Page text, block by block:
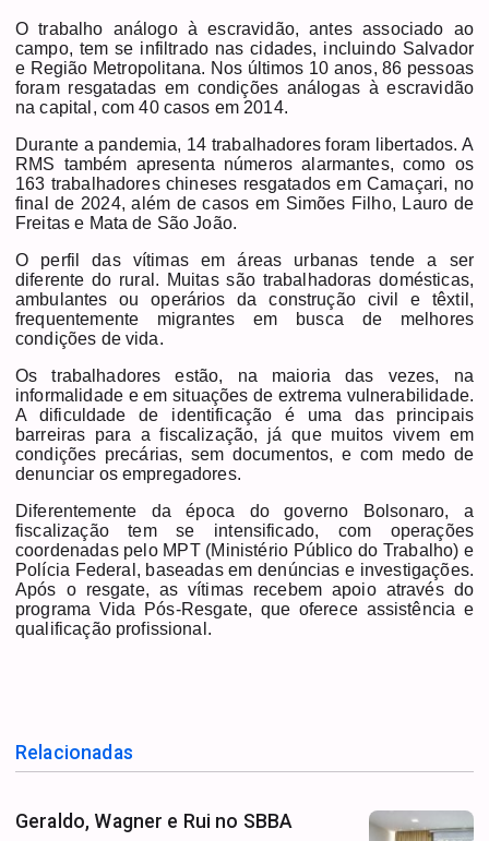
O trabalho análogo à escravidão, antes associado ao
campo, tem se infiltrado nas cidades, incluindo Salvador
e Região Metropolitana. Nos últimos 10 anos, 86 pessoas
foram resgatadas em condições análogas à escravidão
na capital, com 40 casos em 2014.
Durante a pandemia, 14 trabalhadores foram libertados. A
RMS também apresenta números alarmantes, como os
163 trabalhadores chineses resgatados em Camaçari, no
final de 2024, além de casos em Simões Filho, Lauro de
Freitas e Mata de São João.
O perfil das vítimas em áreas urbanas tende a ser
diferente do rural. Muitas são trabalhadoras domésticas,
ambulantes ou operários da construção civil e têxtil,
frequentemente migrantes em busca de melhores
condições de vida.
Os trabalhadores estão, na maioria das vezes, na
informalidade e em situações de extrema vulnerabilidade.
A dificuldade de identificação é uma das principais
barreiras para a fiscalização, já que muitos vivem em
condições precárias, sem documentos, e com medo de
denunciar os empregadores.
Diferentemente da época do governo Bolsonaro, a
fiscalização tem se intensificado, com operações
coordenadas pelo MPT (Ministério Público do Trabalho) e
Polícia Federal, baseadas em denúncias e investigações.
Após o resgate, as vítimas recebem apoio através do
programa Vida Pós-Resgate, que oferece assistência e
qualificação profissional.
Relacionadas
Geraldo, Wagner e Rui no SBBA